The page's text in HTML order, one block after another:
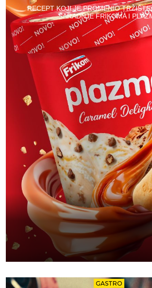
RECEPT KOJI JE PROMENIO
SARADNJE FRIKOMA I
GASTRO